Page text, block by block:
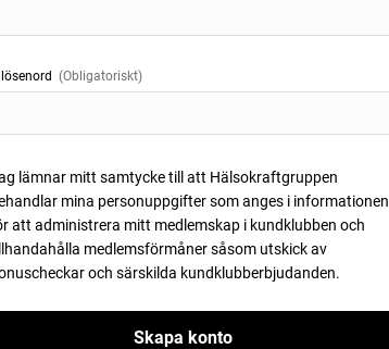
(Obligatoriskt)
lämnar mitt samtycke till att Hälsokraftgruppen
mina personuppgifter som anges i informationen
att administrera mitt medlemskap i kundklubben och
medlemsförmåner såsom utskick av
och särskilda kundklubberbjudanden.
Skapa konto